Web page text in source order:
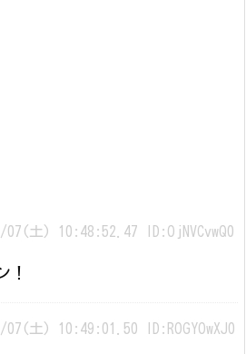
07(土) 10:48:52.47 ID:OjNVCvwQ0
！
07(土) 10:49:01.50 ID:ROGYOwXJ0